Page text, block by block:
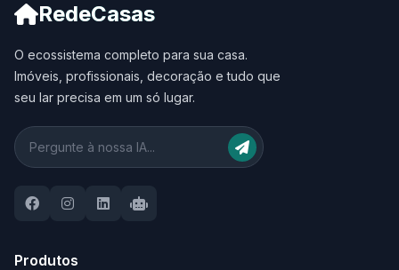
RedeCasas
O ecossistema completo para sua casa.
Imóveis, profissionais, decoração e tudo que
seu lar precisa em um só lugar.
Produtos